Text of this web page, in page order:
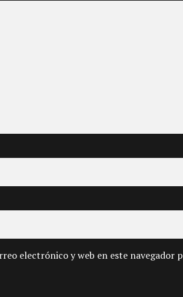
electrónico y web en este navegador